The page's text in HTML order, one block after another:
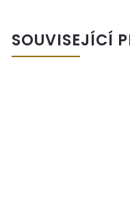
SOUVISEJÍCÍ